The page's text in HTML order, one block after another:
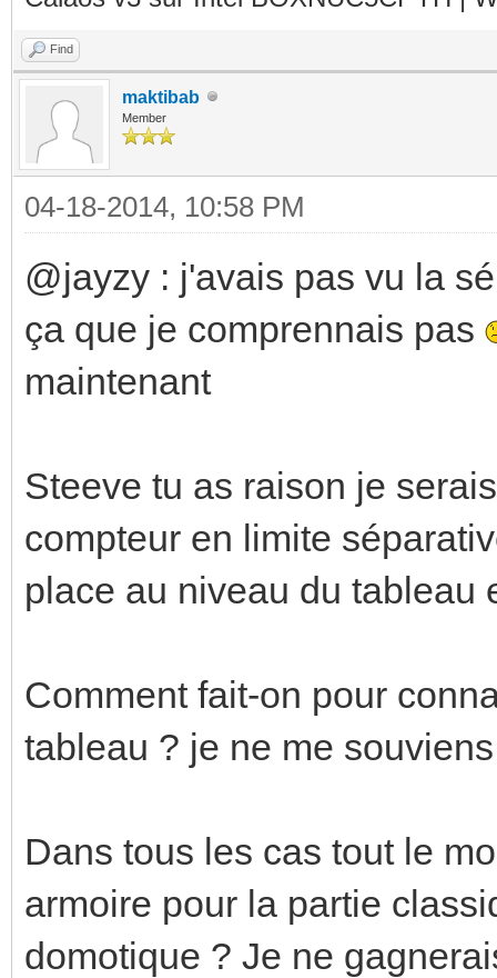
Find
maktibab
Member
04-18-2014, 10:58 PM
@jayzy : j'avais pas vu la
ça que je comprennais pas
maintenant
Steeve tu as raison je
compteur en limite
place au niveau du tableau
Comment fait-on pour
tableau ? je ne me
Dans tous les cas tout le
armoire pour la partie
domotique ? Je ne